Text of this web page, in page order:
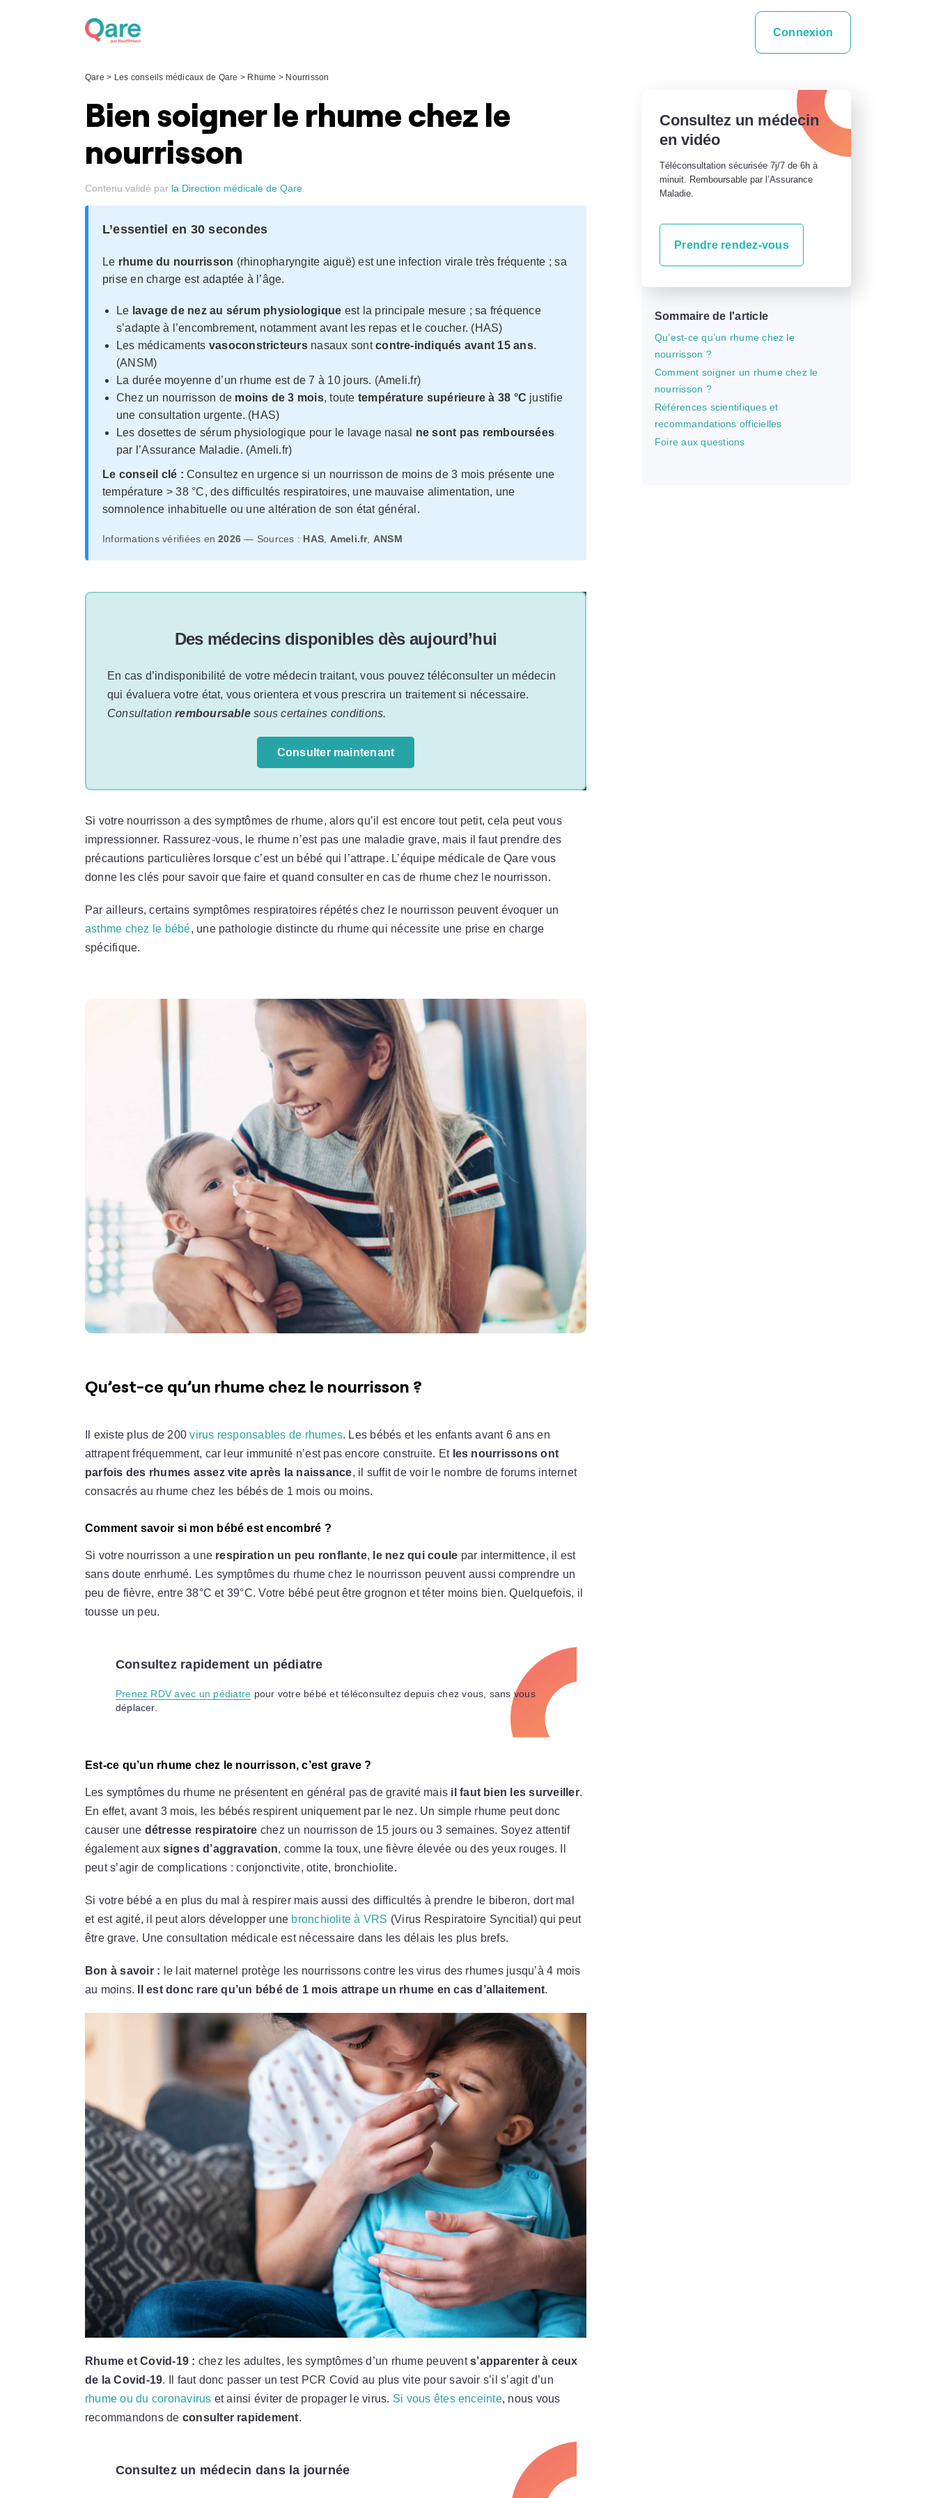
Connexion
Qare > Les conseils médicaux de Qare > Rhume > Nourrisson
Bien soigner le rhume chez le
nourrisson
Contenu validé par la Direction médicale de Qare.
L’essentiel en 30 secondes
Le rhume du nourrisson (rhinopharyngite aiguë) est une infection virale très fréquente ; sa
prise en charge est adaptée à l’âge.
Le lavage de nez au sérum physiologique est la principale mesure ; sa fréquence
s’adapte à l’encombrement, notamment avant les repas et le coucher. (HAS)
Les médicaments vasoconstricteursnasaux sontcontre-indiqués avant 15 ans.
(ANSM)
La durée moyenne d’un rhume est de 7 à 10 jours. (Ameli.fr)
Chez un nourrisson de moins de 3 mois, toute température supérieure à 38 °C justifie
une consultation urgente. (HAS)
Les dosettes de sérum physiologique pour le lavage nasal ne sont pas remboursées
par l’Assurance Maladie. (Ameli.fr)
Le conseil clé : Consultez en urgence si un nourrisson de moins de 3 mois présente une
température > 38 °C, des difficultés respiratoires, une mauvaise alimentation, une
somnolence inhabituelle ou une altération de son état général.
Informations vérifiées en2026 — Sources : HAS, Ameli.fr, ANSM
Des médecins disponibles dès aujourd’hui
En cas d’indisponibilité de votre médecin traitant, vous pouvez téléconsulter un médecin
qui évaluera votre état, vous orientera et vous prescrira un traitement si nécessaire.
Consultationremboursablesous certaines conditions.
Consulter maintenant
Si votre nourrisson a des symptômes de rhume, alors qu’il est encore tout petit, cela peut vous
impressionner. Rassurez-vous, le rhume n’est pas une maladie grave, mais il faut prendre des
précautions particulières lorsque c’est un bébé qui l’attrape. L’équipe médicale de Qare vous
donne les clés pour savoir que faire et quand consulter en cas de rhume chez le nourrisson.
Par ailleurs, certains symptômes respiratoires répétés chez le nourrisson peuvent évoquer un
asthme chez le bébé, une pathologie distincte du rhume qui nécessite une prise en charge
spécifique.
Qu’est-ce qu’un rhume chez le nourrisson ?
Il existe plus de 200virus responsables de rhumes. Les bébés et les enfants avant 6 ans en
attrapent fréquemment, car leur immunité n’est pas encore construite. Et les nourrissons ont
parfois des rhumes assez vite après la naissance, il suffit de voir le nombre de forums internet
consacrés au rhume chez les bébés de 1 mois ou moins.
Comment savoir si mon bébé est encombré ?
Si votre nourrisson a une respiration un peu ronflante, le nez qui coule par intermittence, il est
sans doute enrhumé. Les symptômes du rhume chez le nourrisson peuvent aussi comprendre un
peu de fièvre, entre 38°C et 39°C. Votre bébé peut être grognon et téter moins bien. Quelquefois, il
tousse un peu.
Consultez rapidement un pédiatre
Prenez RDV avec un pédiatre pour votre bébé et téléconsultez depuis chez vous, sans vous
déplacer.
Est-ce qu’un rhume chez le nourrisson, c’est grave ?
Les symptômes du rhume ne présentent en général pas de gravité mais il faut bien les surveiller.
En effet, avant 3 mois, les bébés respirent uniquement par le nez. Un simple rhume peut donc
causer une détresse respiratoire chez un nourrisson de 15 jours ou 3 semaines. Soyez attentif
également auxsignes d’aggravation, comme la toux, une fièvre élevée ou des yeux rouges. Il
peut s’agir de complications : conjonctivite, otite, bronchiolite.
Si votre bébé a en plus du mal à respirer mais aussi des difficultés à prendre le biberon, dort mal
et est agité, il peut alors développer une bronchiolite à VRS (Virus Respiratoire Syncitial) qui peut
être grave. Une consultation médicale est nécessaire dans les délais les plus brefs.
Bon à savoir : le lait maternel protège les nourrissons contre les virus des rhumes jusqu’à 4 mois
au moins. Il est donc rare qu’un bébé de 1 mois attrape un rhume en cas d’allaitement.
Rhume et Covid-19 : chez les adultes, les symptômes d’un rhume peuvents’apparenter à ceux
de la Covid-19. Il faut donc passer un test PCR Covid au plus vite pour savoir s’il s’agit d’un
rhume ou du coronavirus et ainsi éviter de propager le virus. Si vous êtes enceinte, nous vous
recommandons de consulter rapidement.
Consultez un médecin dans la journée
Consultez un médecin
en vidéo
Téléconsultation sécurisée 7j/7 de 6h à
minuit. Remboursable par l’Assurance
Maladie.
Prendre rendez-vous
Sommaire de l'article
Qu’est-ce qu’un rhume chez le
nourrisson ?
Comment soigner un rhume chez le
nourrisson ?
Références scientifiques et
recommandations officielles
Foire aux questions